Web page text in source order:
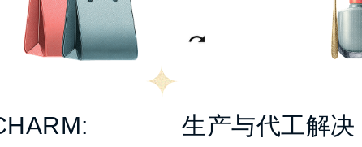
Green
Valley:
美
妆专区
卫生护理用品
包装解决方案
生产与代工解决